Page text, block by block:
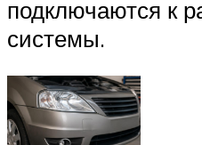
подключаются к
системы.